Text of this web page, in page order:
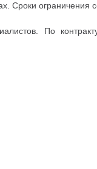
Сроки ограничения
По